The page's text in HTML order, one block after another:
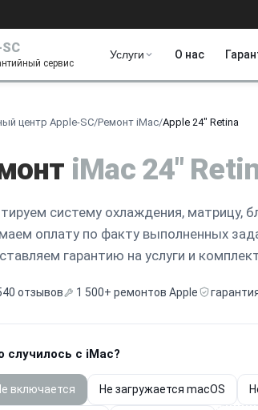
сервис
Услуги О нас
центр Apple-SC/Ремонт iMac/Apple 24" Retina
iMac 24"
систему охлаждения, матрицу,
оплату по факту выполненных
гарантию на услуги и
отзывов 1 500+ ремонтов Apple
случилось с iMac?
включается Не загружается macOS